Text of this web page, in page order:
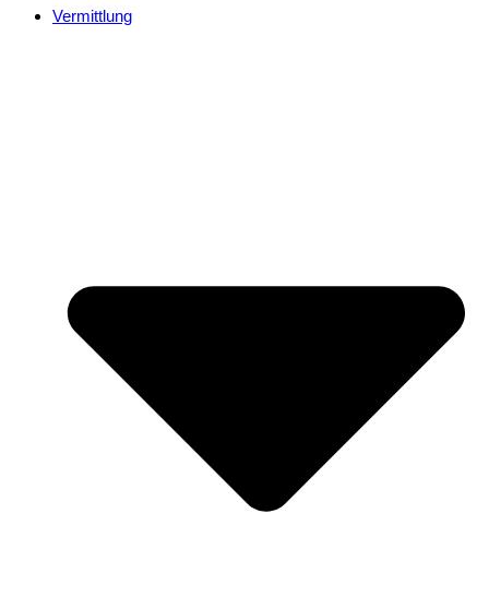
Vermittlung